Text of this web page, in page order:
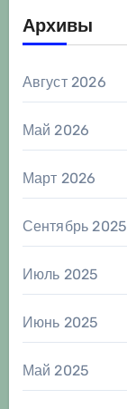
Архивы
Август 2026
Май 2026
Март 2026
Сентябрь 2025
Июль 2025
Июнь 2025
Май 2025